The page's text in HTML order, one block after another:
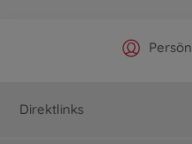
Direktlinks